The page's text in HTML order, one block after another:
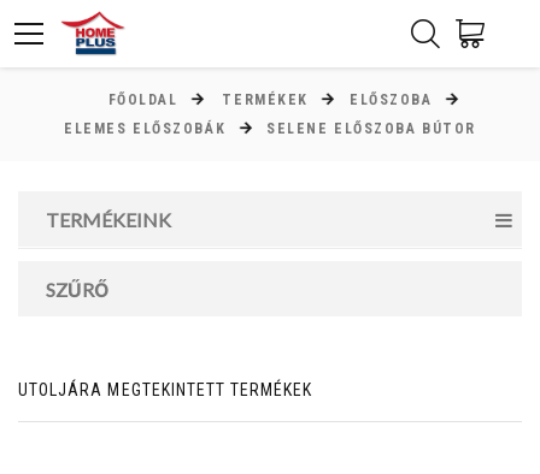
FŐOLDAL TERMÉKEK
ELŐSZOBA
ELEMES ELŐSZOBÁK
SELENE ELŐSZOBA BÚTOR
TERMÉKEINK
SZŰRŐ
Ft
MAGASSÁG
UTOLJÁRA MEGTEKINTETT TERMÉKEK